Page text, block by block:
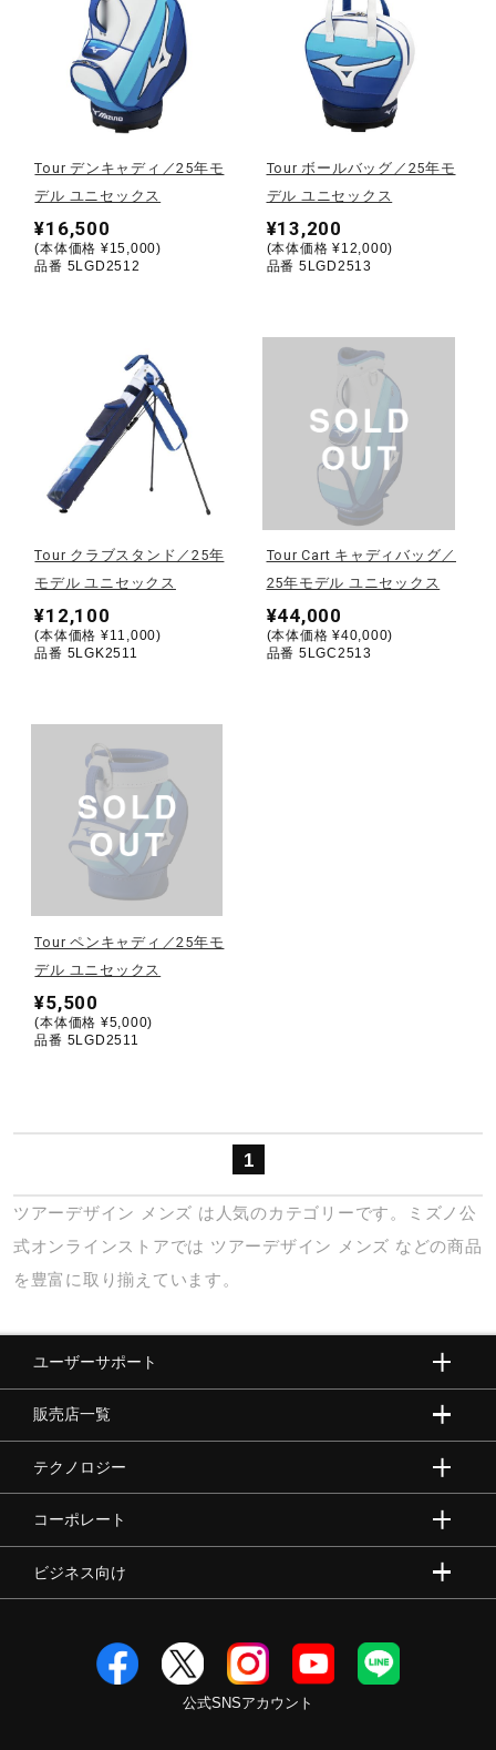
柔道
ウィンタースポーツ
ワーキング
ライフスタイルグッズ
インナー
アウトドア／レイン
健康／エクササイズ
ジュニア／キッズ
メディカル
コラボ／ライセンス
取扱店一覧
Tour デンキャディ／25年モ
デル ユニセックス
¥16,500
(本体価格 ¥15,000)
品番 5LGD2512
Tour ボールバッグ／25年モ
デル ユニセックス
¥13,200
(本体価格 ¥12,000)
品番 5LGD2513
Tour クラブスタンド／25年
モデル ユニセックス
¥12,100
(本体価格 ¥11,000)
品番 5LGK2511
Tour Cart キャディバッグ／
25年モデル ユニセックス
¥44,000
(本体価格 ¥40,000)
品番 5LGC2513
Tour ペンキャディ／25年モ
デル ユニセックス
¥5,500
(本体価格 ¥5,000)
品番 5LGD2511
1
ツアーデザイン メンズ は人気のカテゴリーです。ミズノ公
式オンラインストアでは ツアーデザイン メンズ などの商品
を豊富に取り揃えています。
ユーザーサポート
販売店一覧
テクノロジー
コーポレート
ビジネス向け
公式SNSアカウント